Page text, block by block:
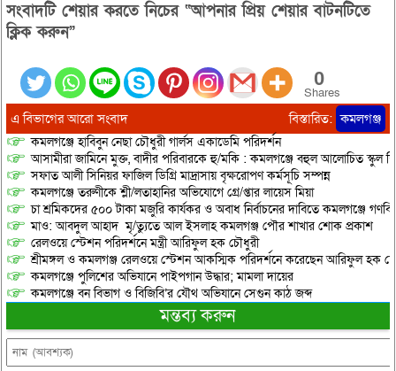
সংবাদটি শেয়ার করতে নিচের “আপনার প্রিয় শেয়ার বাটনটিতে
ক্লিক করুন”
0
Shares
এ বিভাগের আরো সংবাদ বিস্তারিত: কমলগঞ্জ
কমলগঞ্জে হাবিবুন নেছা চৌধুরী গার্লস একাডেমি পরিদর্শন
আসামীরা জামিনে মুক্ত, বাদীর পরিবারকে হু/মকি : কমলগঞ্জে বহুল আলোচিত স্কুল
সফাত আলী সিনিয়র ফাজিল ডিগ্রি মাদ্রাসায় বৃক্ষরোপণ কর্মসূচি সম্পন্ন
কমলগঞ্জে তরুণীকে শ্লী/লতাহানির অভিযোগে গ্রে/প্তার লায়েস মিয়া
চা শ্রমিকদের ৫০০ টাকা মজুরি কার্যকর ও অবাধ নির্বাচনের দাবিতে কমলগঞ্জে
মাও: আবদুল আহাদ মৃ/ত্যুতে আল ইসলাহ কমলগঞ্জ পৌর শাখার শোক প্রকাশ
রেলওয়ে স্টেশন পরিদর্শনে মন্ত্রী আরিফুল হক চৌধুরী
শ্রীমঙ্গল ও কমলগঞ্জ রেলওয়ে স্টেশন আকস্মিক পরিদর্শনে করেছেন আরিফুল হক
কমলগঞ্জে পুলিশের অভিযানে পাইপগান উদ্ধার; মামলা দায়ের
কমলগঞ্জে বন বিভাগ ও বিজিবি’র যৌথ অভিযানে সেগুন কাঠ জব্দ
মন্তব্য করুন